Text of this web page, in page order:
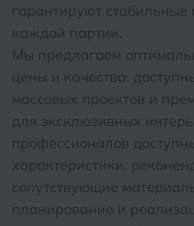
гарантируют
каждой партии.
Мы предлагаем
цены и качества:
массовых проектов и
для эксклюзивных
профессионалов
характеристики,
сопутствующие
планирование и